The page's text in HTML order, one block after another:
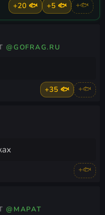
+20 🐟 +5 🐟 +🐟
@GOFRAG.RU
+35 🐟 +🐟
+🐟
@МАРАТ